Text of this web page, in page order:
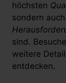
höchsten
sondern
sind.
weitere
entdecken.